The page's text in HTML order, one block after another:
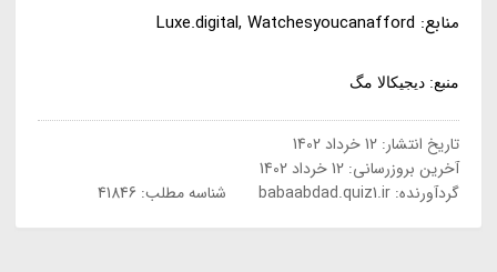
منابع: Luxe.digital, Watchesyoucanafford
منبع: دیجیکالا مگ
تاریخ انتشار:12 خرداد 1402
آخرین بروزرسانی:12 خرداد 1402
گردآورنده:babaabdad.quiz1.ir شناسه مطلب: 41846